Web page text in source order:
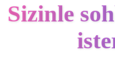
Sizinle